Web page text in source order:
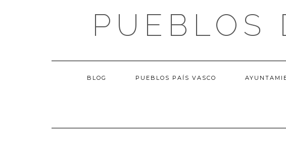
PUEBLOS
BLOG PUEBLOS PAÍS VASCO